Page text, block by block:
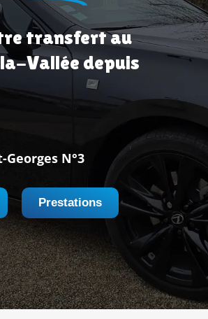
transfert au
Vallée depuis
N°3
Prestations